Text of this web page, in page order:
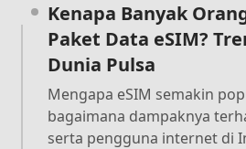
Kenapa Banyak
Paket Data eSIM?
Dunia Pulsa
Mengapa eSIM semakin
bagaimana dampaknya
serta pengguna internet di